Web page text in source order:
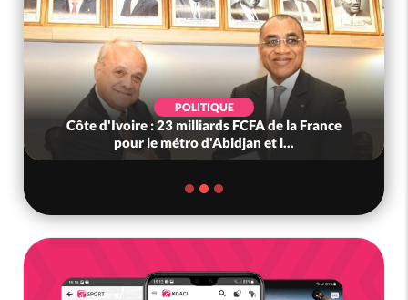
POLITIQUE
Côte d'Ivoire : 23 milliards FCFA de la France
pour le métro d'Abidjan et l...